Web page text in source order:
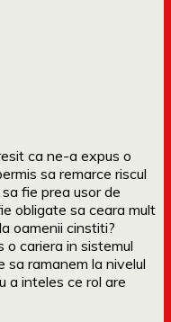
ca ne-a expus o
sa remarce riscul
fie prea usor de
obligate sa ceara mult
oamenii cinstiti?
o cariera in sistemul
sa ramanem la nivelul
a inteles ce rol are